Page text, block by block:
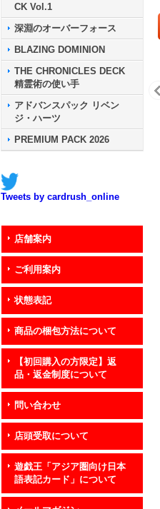
CK Vol.1
深淵のオーバーフォース
BLAZING DOMINION
THE CHRONICLES DECK
精霊術の使い手
アドバンスパック リベン
ジ・ハーツ
PREMIUM PACK 2026
Tweets by cardrush_online
店舗案内
ご利用案内
状態表記
商品の梱包方法について
【初回購入の方限定】返
品・返金制度について
問い合わせ
店頭受取について
遊戯王「アジア圏向け日本
語表記カード」について